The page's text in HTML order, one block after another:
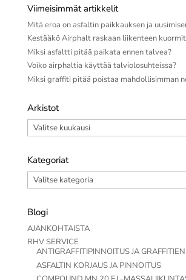
Viimeisimmät artikkelit
Mitä eroa on asfaltin paikkauksen ja
Kestääkö Airphalt raskaan liikenteen
Miksi asfaltti pitää paikata ennen talvea?
Voiko airphaltia käyttää talviolosuhteissa?
Miksi graffiti pitää poistaa mahdollisimman
Arkistot
Arkistot
Kategoriat
Kategoriat
Blogi
AJANKOHTAISTA
RHV SERVICE
ANTIGRAFFITIPINNOITUS JA
ASFALTIN KORJAUS JA PINNOITUS